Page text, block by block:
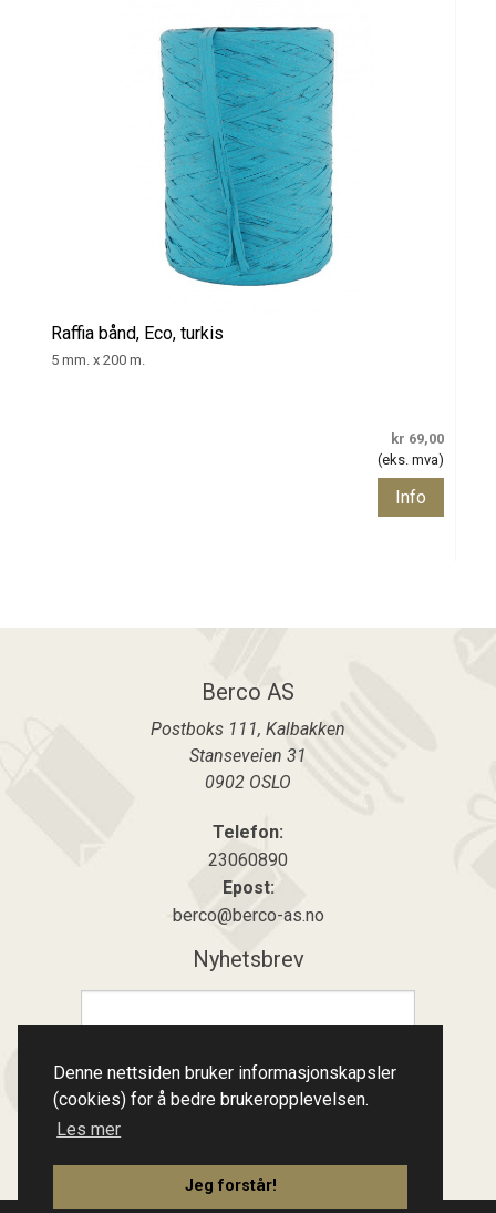
Denne nettsiden bruker informasjonskapsler
(cookies) for å bedre brukeropplevelsen.
Les mer
Jeg forstår!
Raffia bånd, Eco, turkis
5 mm. x 200 m.
kr 69,00
(eks. mva)
Info
Berco AS
Postboks 111, Kalbakken
Stanseveien 31
0902 OSLO
Telefon:
23060890
Epost:
berco@berco-as.no
Nyhetsbrev
Meld på
Meld av